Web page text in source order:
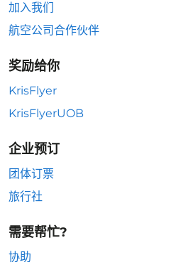
加入我们
航空公司合作伙伴
奖励给你
KrisFlyer
KrisFlyerUOB
企业预订
团体订票
旅行社
需要帮忙?
协助